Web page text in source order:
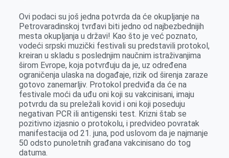
Ovi podaci su još jedna potvrda da će okupljanje na
Petrovaradinskoj tvrđavi biti jedno od najbezbednijih
mesta okupljanja u državi! Kao što je već poznato,
vodeći srpski muzički festivali su predstavili protokol,
kreiran u skladu s poslednjim naučnim istraživanjima
širom Evrope, koja potvrđuju da je, uz određena
ograničenja ulaska na događaje, rizik od širenja zaraze
gotovo zanemarljiv. Protokol predviđa da će na
festivale moći da uđu oni koji su vakcinisani, imaju
potvrdu da su preležali kovid i oni koji poseduju
negativan PCR ili antigenski test. Krizni štab se
pozitivno izjasnio o protokolu, i predvideo povratak
manifestacija od 21. juna, pod uslovom da je najmanje
50 odsto punoletnih građana vakcinisano do tog
datuma.